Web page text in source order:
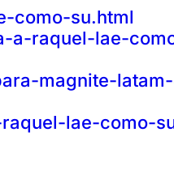
como-su.html
a-raquel-lae-
magnite-
lae-como-